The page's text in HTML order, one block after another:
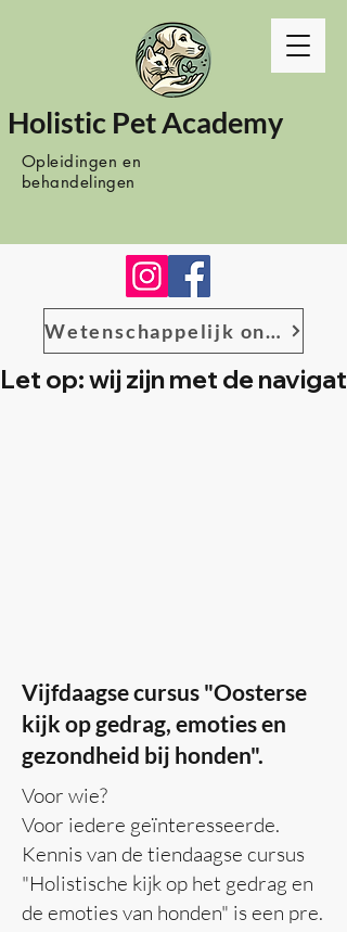
Holistic Pet Academy
Opleidingen en
behandelingen
Let op: wij zijn met de
Wetenschappelijk onderzoek
Vijfdaagse cursus "Oosterse
kijk op gedrag, emoties en
gezondheid bij honden".
Voor wie?
Voor iedere geïnteresseerde.
Kennis van de tiendaagse cursus
"Holistische kijk op het gedrag en
de emoties van honden" is een pre.